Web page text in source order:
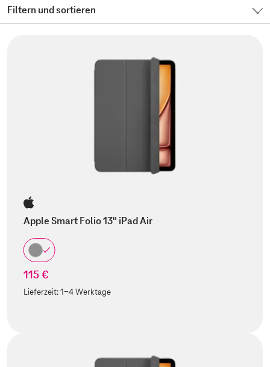
Filtern und sortieren
Apple Smart Folio 13" iPad Air
115 €
Lieferzeit:1-4 Werktage